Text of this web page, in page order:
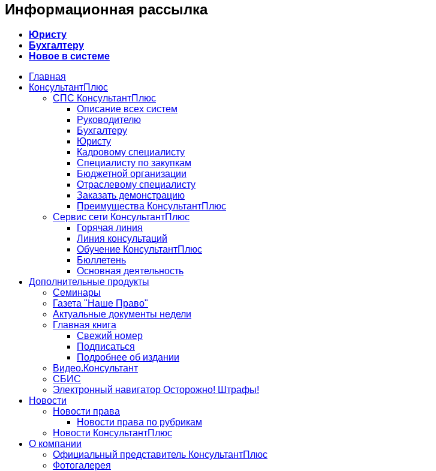
Информационная рассылка
Юристу
Бухгалтеру
Новое в системе
Главная
КонсультантПлюс
СПС КонсультантПлюс
Описание всех систем
Руководителю
Бухгалтеру
Юристу
Кадровому специалисту
Специалисту по закупкам
Бюджетной организации
Отраслевому специалисту
Заказать демонстрацию
Преимущества КонсультантПлюс
Сервис сети КонсультантПлюс
Горячая линия
Линия консультаций
Обучение КонсультантПлюс
Бюллетень
Основная деятельность
Дополнительные продукты
Семинары
Газета "Наше Право"
Актуальные документы недели
Главная книга
Свежий номер
Подписаться
Подробнее об издании
Видео.Консультант
СБИС
Электронный навигатор Осторожно! Штрафы!
Новости
Новости права
Новости права по рубрикам
Новости КонсультантПлюс
О компании
Официальный представитель КонсультантПлюс
Фотогалерея